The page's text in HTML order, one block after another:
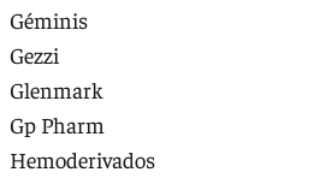
Géminis
Gezzi
Glenmark
Gp Pharm
Hemoderivados